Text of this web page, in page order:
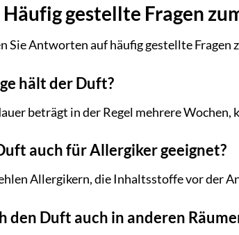
Häufig gestellte Fragen
Sie Antworten auf häufig gestellte
hält der Duft?
beträgt in der Regel mehrere Wochen,
auch für Allergiker geeignet?
Allergikern, die Inhaltsstoffe vor der
den Duft auch in anderen